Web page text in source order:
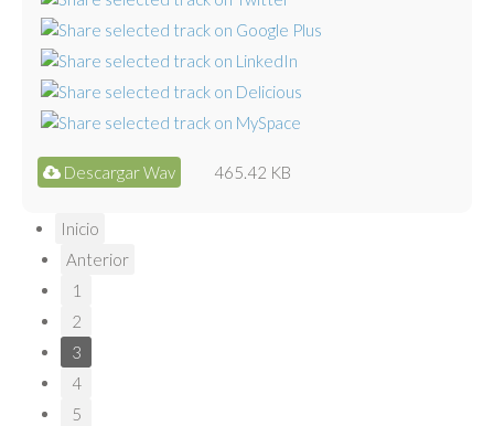
Descargar Wav 465.42 KB
Inicio
Anterior
1
2
3
4
5